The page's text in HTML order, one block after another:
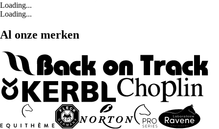
Loading...
Loading...
Al onze merken